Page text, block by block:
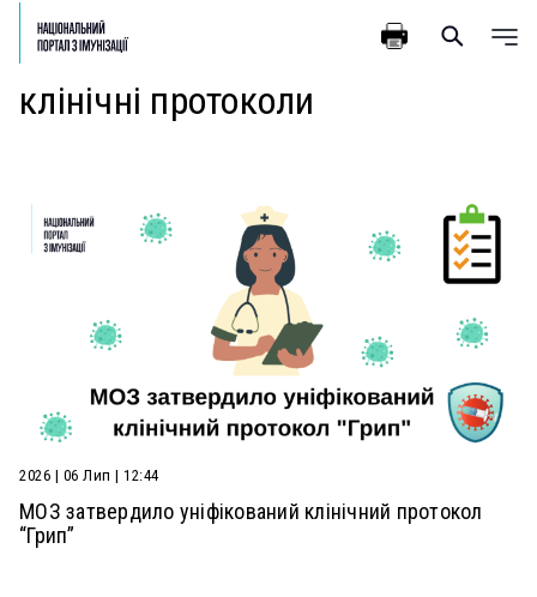
клінічні протоколи
2026 | 06 Лип | 12:44
МОЗ затвердило уніфікований клінічний протокол
“Грип”